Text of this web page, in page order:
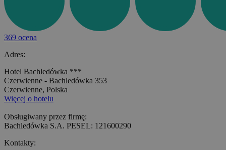
369 ocena
Adres:
Hotel Bachledówka ***
Czerwienne - Bachledówka 353
Czerwienne, Polska
Więcej o hotelu
Obsługiwany przez firmę:
Bachledówka S.A. PESEL: 121600290
Kontakty: